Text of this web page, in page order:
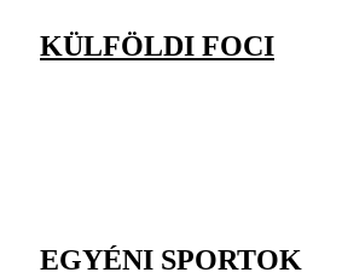
KÜLFÖLDI FOCI
EGYÉNI SPORTOK